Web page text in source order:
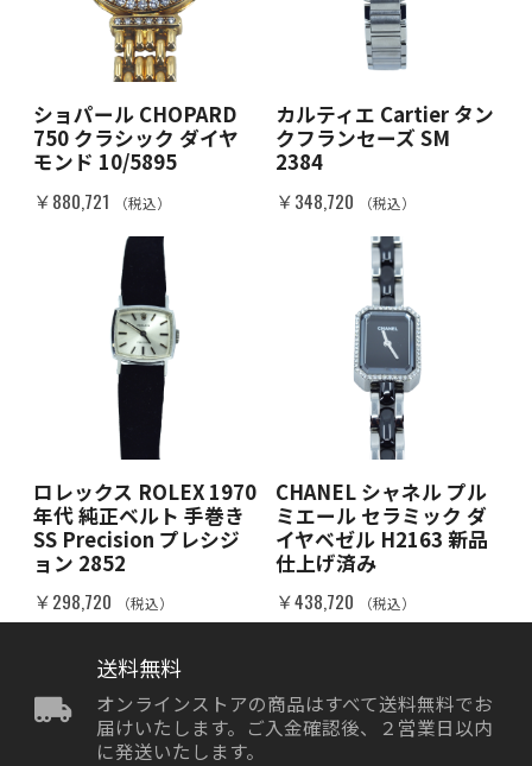
ショパール CHOPARD
750 クラシック ダイヤ
モンド 10/5895
￥880,721
（税込）
カルティエ Cartier タン
クフランセーズ SM
2384
￥348,720
（税込）
ロレックス ROLEX 1970
年代 純正ベルト 手巻き
SS Precision プレシジ
ョン 2852
￥298,720
（税込）
CHANEL シャネル プル
ミエール セラミック ダ
イヤベゼル H2163 新品
仕上げ済み
￥438,720
（税込）
送料無料
オンラインストアの商品はすべて送料無料でお
届けいたします。ご入金確認後、２営業日以内
に発送いたします。